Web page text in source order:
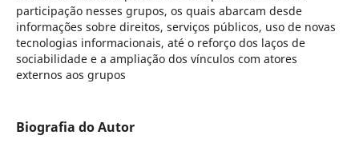
participação nesses grupos, os quais abarcam desde
informações sobre direitos, serviços públicos, uso de novas
tecnologias informacionais, até o reforço dos laços de
sociabilidade e a ampliação dos vínculos com atores
externos aos grupos
Biografia do Autor